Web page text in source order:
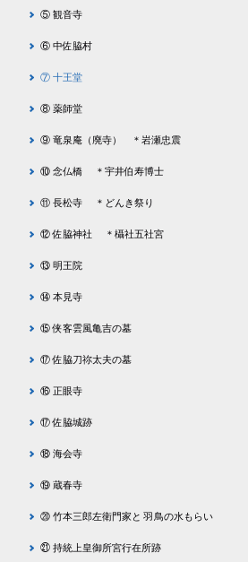
⑤ 観音寺
⑥ 中佐脇村
⑦ 十王堂
⑧ 薬師堂
⑨ 竜泉庵（廃寺） ＊岩瀬忠震
⑩ 念仏橋 ＊宇井伯寿博士
⑪ 長松寺 ＊どんき祭り
⑫ 佐脇神社 ＊欇社五社宮
⑬ 明王院
⑭ 本見寺
⑮ 侠客雲風亀吉の墓
⑰ 佐脇刀祢太夫の墓
⑯ 正眼寺
⑰ 佐脇城跡
⑱ 海会寺
⑲ 蔵春寺
⑳ 竹本三郎左衛門家と 羽鳥の水もらい
㉑ 持統上皇御所宮行在所跡